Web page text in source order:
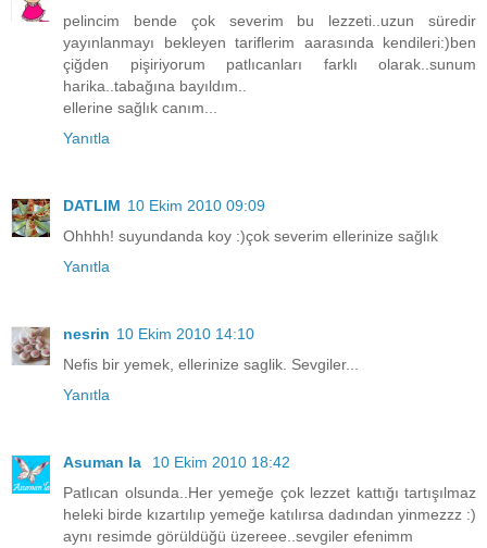
pelincim bende çok severim bu lezzeti..uzun süredir
yayınlanmayı bekleyen tariflerim aarasında kendileri:)ben
çiğden pişiriyorum patlıcanları farklı olarak..sunum
harika..tabağına bayıldım..
ellerine sağlık canım...
Yanıtla
DATLIM 10 Ekim 2010 09:09
Ohhhh! suyundanda koy :)çok severim ellerinize sağlık
Yanıtla
nesrin 10 Ekim 2010 14:10
Nefis bir yemek, ellerinize saglik. Sevgiler...
Yanıtla
Asuman la
10 Ekim 2010 18:42
Patlıcan olsunda..Her yemeğe çok lezzet kattığı tartışılmaz
heleki birde kızartılıp yemeğe katılırsa dadından yinmezzz :)
aynı resimde görüldüğü üzereee..sevgiler efenimm